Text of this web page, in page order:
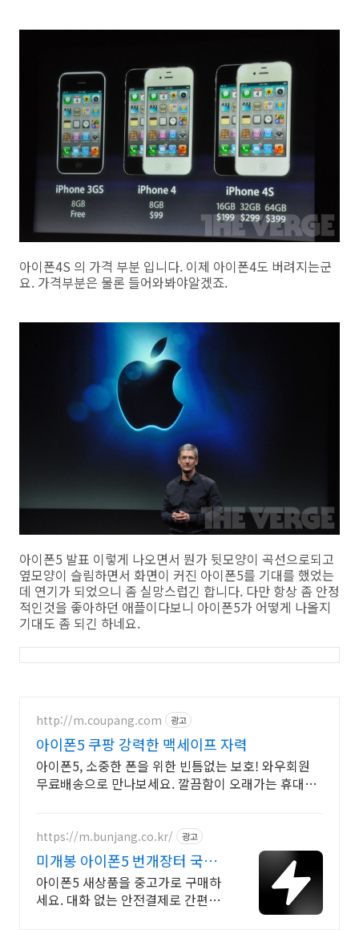
아이폰4S 의 가격 부분 입니다. 이제 아이폰4도 버려지는군
요. 가격부분은 물론 들어와봐야알겠죠.
아이폰5 발표 이렇게 나오면서 뭔가 뒷모양이 곡선으로되고
옆모양이 슬림하면서 화면이 커진 아이폰5를 기대를 했었는
데 연기가 되었으니 좀 실망스럽긴 합니다. 다만 항상 좀 안정
적인것을 좋아하던 애플이다보니 아이폰5가 어떻게 나올지
기대도 좀 되긴 하네요.
http://m.coupang.com 광고
아이폰5 쿠팡 강력한 맥세이프 자력
아이폰5, 소중한 폰을 위한 빈틈없는 보호! 와우회원
무료배송으로 만나보세요. 깔끔함이 오래가는 휴대폰
https://m.bunjang.co.kr/ 광고
미개봉 아이폰5 번개장터 국내
최대 브랜드 중고거래
아이폰5 새상품을 중고가로 구매하
세요. 대화 없는 안전결제로 간편하